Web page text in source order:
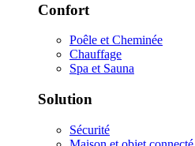
Confort
Poêle et Cheminée
Chauffage
Spa et Sauna
Solution
Sécurité